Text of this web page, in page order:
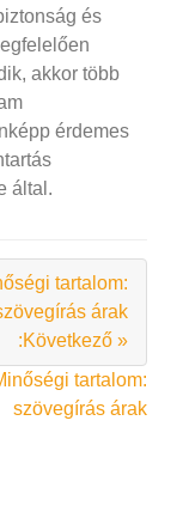
és
akkor több
érdemes
által.
tartalom:
árak
:Következő »
tartalom:
szövegírás árak